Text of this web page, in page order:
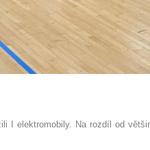
I elektromobily. Na rozdíl od